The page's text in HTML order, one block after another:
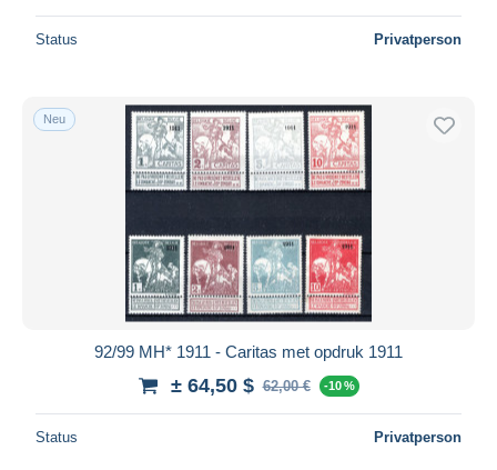
Status Privatperson
Neu
92/99 MH* 1911 - Caritas met opdruk 1911
± 64,50 $ 62,00 € -10 %
Status Privatperson